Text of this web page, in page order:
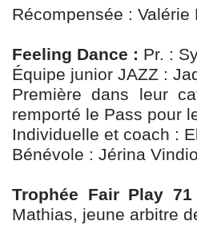
Récompensée : Valérie
Feeling Dance : Pr. :
Équipe junior JAZZ :
Première dans leur
remporté le Pass pour
Individuelle et coach :
Bénévole : Jérina
Trophée Fair Play 71
Mathias, jeune arbitre